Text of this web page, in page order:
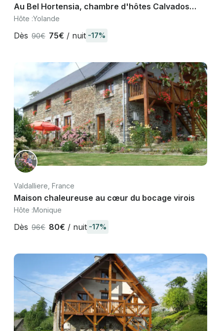
Au Bel Hortensia, chambre d'hôtes Calvados
entre Deauville et Cabourg
Hôte :Yolande
Dès 90€ 75€ / nuit -17%
Valdalliere, France
Maison chaleureuse au cœur du bocage virois
Hôte :Monique
Dès 96€ 80€ / nuit -17%